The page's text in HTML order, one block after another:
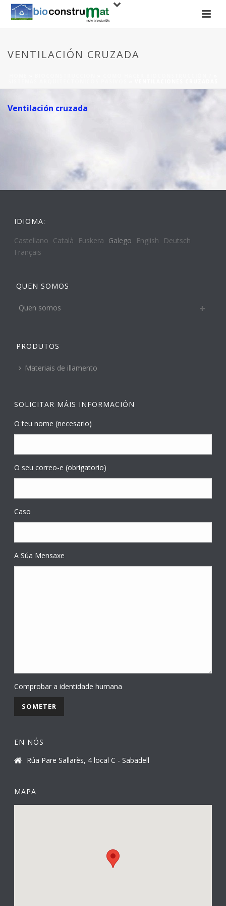
VENTILACIÓN CRUZADA
Ventilación cruzada
IDIOMA:
Castellano Català Euskera Galego English
Deutsch
Français
QUEN SOMOS
Quen somos
PRODUTOS
Materiais de illamento
SOLICITAR MÁIS INFORMACIÓN
O teu nome (necesario)
O seu correo-e (obrigatorio)
Caso
A Súa Mensaxe
Comprobar a identidade humana
EN NÓS
Rúa Pare Sallarès, 4 local C - Sabadell
MAPA